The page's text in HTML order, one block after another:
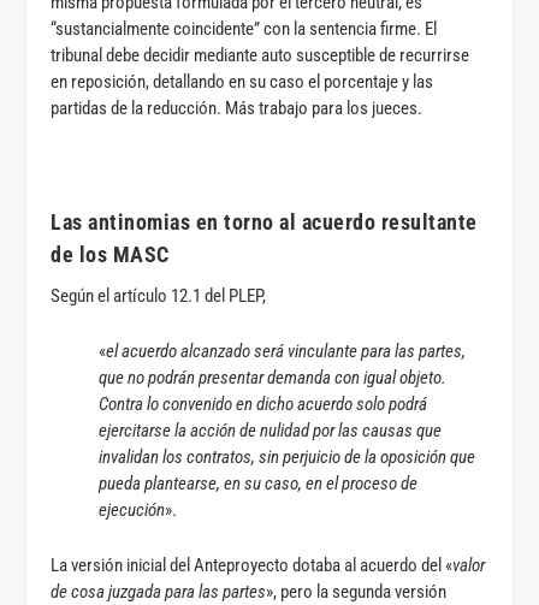
“sustancialmente coincidente” con la sentencia firme. El
tribunal debe decidir mediante auto susceptible de recurrirse
en reposición, detallando en su caso el porcentaje y las
partidas de la reducción. Más trabajo para los jueces.
Las antinomias en torno al acuerdo resultante
de los MASC
Según el artículo 12.1 del PLEP,
«el acuerdo alcanzado será vinculante para las partes,
que no podrán presentar demanda con igual objeto.
Contra lo convenido en dicho acuerdo solo podrá
ejercitarse la acción de nulidad por las causas que
invalidan los contratos, sin perjuicio de la oposición que
pueda plantearse, en su caso, en el proceso de
ejecución».
La versión inicial del Anteproyecto dotaba al acuerdo del «valor
de cosa juzgada para las partes», pero la segunda versión